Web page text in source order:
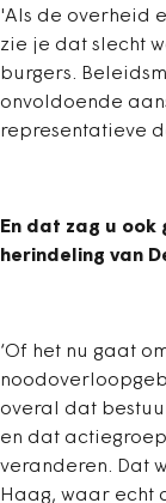
'Als de overheid
zie je dat slecht
burgers.
onvoldoende
representatieve
En dat zag u
herindeling van
‘Of het nu gaat
overal dat
en dat
veranderen. Dat
Haag, waar echt